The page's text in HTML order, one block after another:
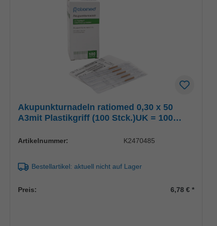
Akupunkturnadeln ratiomed 0,30 x 50
A3mit Plastikgriff (100 Stck.)UK = 100
Artikelnummer: K2470485
Bestellartikel: aktuell nicht auf Lager
Preis: 6,78 €*